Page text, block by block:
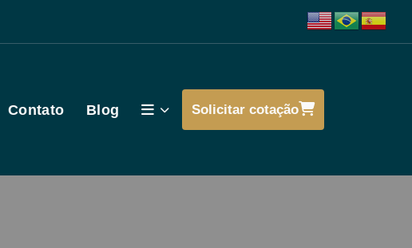
Contato Blog Solicitar cotação